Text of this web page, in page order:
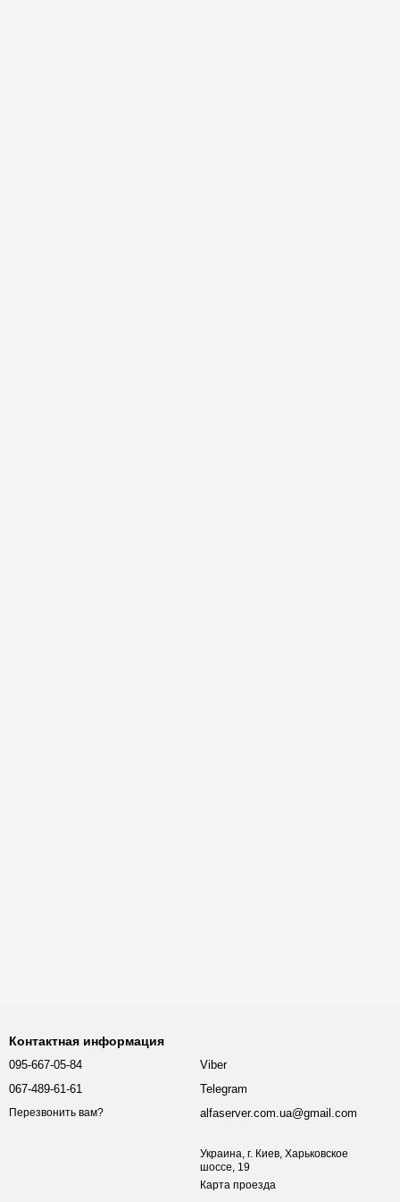
Контактная информация
095-667-05-84
067-489-61-61
Перезвонить вам?
Viber
Telegram
alfaserver.com.ua@gmail.com
Украина, г. Киев, Харьковское
шоссе, 19
Карта проезда